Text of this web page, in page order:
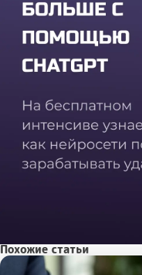
Похожие статьи